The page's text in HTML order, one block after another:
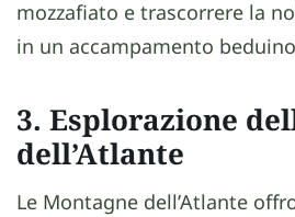
mozzafiato e trascorrere la
in un accampamento
3. Esplorazione
dell’Atlante
Le Montagne dell’Atlante